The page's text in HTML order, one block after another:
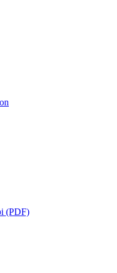
(PDF)